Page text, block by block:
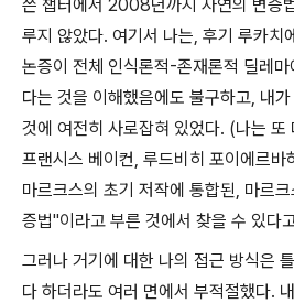
쓴 챕터에서 2008년까지 자연의 변증
루지 않았다. 여기서 나는, 후기 루카치
논증이 전체 인식론적-존재론적 딜레
다는 것을 이해했음에도 불구하고, 내가
것에 여전히 사로잡혀 있었다. (나는 또
프랜시스 베이컨, 루드비히 포이에르바
마르크스의 초기 저작에 통합된, 마르
증법"이라고 부른 것에서 찾을 수 있다
그러나 거기에 대한 나의 접근 방식은
다 하더라도 여러 면에서 부적절했다.